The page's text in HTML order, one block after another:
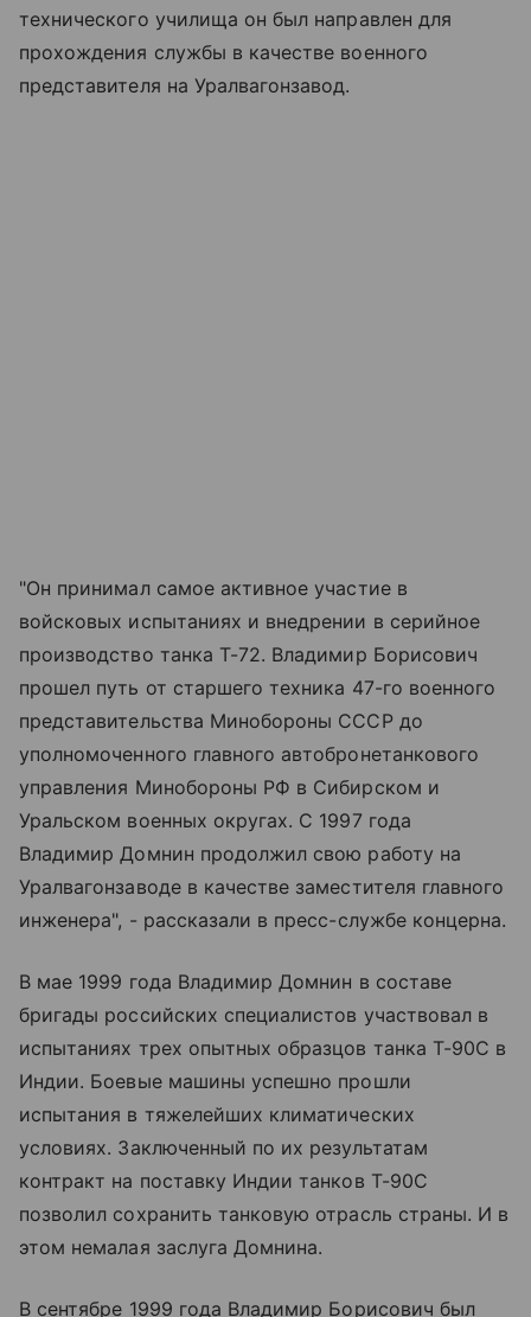
технического училища он был направлен для
прохождения службы в качестве военного
представителя на Уралвагонзавод.
"Он принимал самое активное участие в
войсковых испытаниях и внедрении в серийное
производство танка Т-72. Владимир Борисович
прошел путь от старшего техника 47-го военного
представительства Минобороны СССР до
уполномоченного главного автобронетанкового
управления Минобороны РФ в Сибирском и
Уральском военных округах. С 1997 года
Владимир Домнин продолжил свою работу на
Уралвагонзаводе в качестве заместителя главного
инженера", - рассказали в пресс-службе концерна.
В мае 1999 года Владимир Домнин в составе
бригады российских специалистов участвовал в
испытаниях трех опытных образцов танка Т-90С в
Индии. Боевые машины успешно прошли
испытания в тяжелейших климатических
условиях. Заключенный по их результатам
контракт на поставку Индии танков Т-90С
позволил сохранить танковую отрасль страны. И в
этом немалая заслуга Домнина.
В сентябре 1999 года Владимир Борисович был